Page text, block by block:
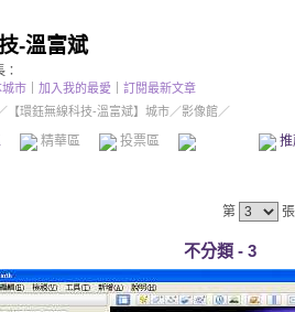
-溫富斌
：
城市 加入我的最愛
訂閱最新文章
【環鈺無線科技-溫富斌】城市／影像館／
精華區 投票區 影像館
第
不分類 - 3